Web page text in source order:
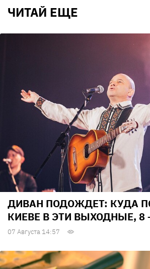
ЧИТАЙ ЕЩЕ
ДИВАН ПОДОЖДЕТ: КУДА
КИЕВЕ В ЭТИ ВЫХОДНЫЕ, 8
07 Августа 14:57